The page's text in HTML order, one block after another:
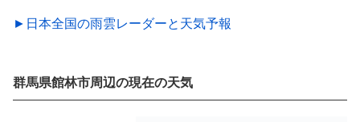
►日本全国の雨雲レーダーと天気予報
群馬県館林市周辺の現在の天気